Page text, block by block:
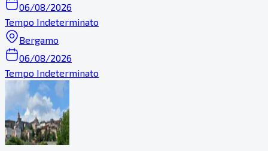
06/08/2026
Tempo Indeterminato
Bergamo
06/08/2026
Tempo Indeterminato